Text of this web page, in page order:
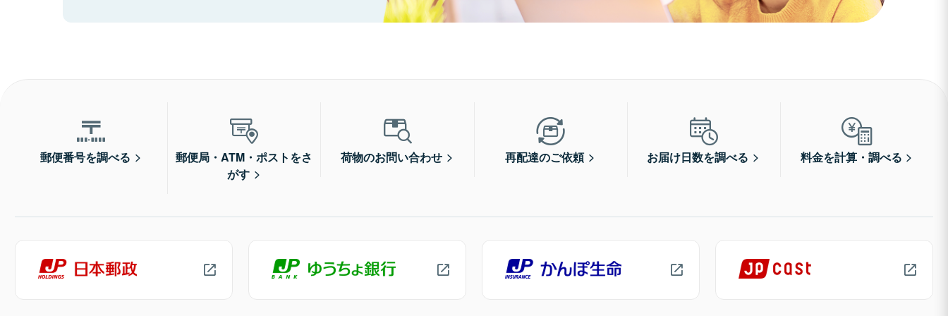
郵便番号を調べる
郵便局・ATM・ポストをさ
がす
荷物のお問い合わせ 再配達のご依頼 お届け日数を調べる 料金を計算・調べる